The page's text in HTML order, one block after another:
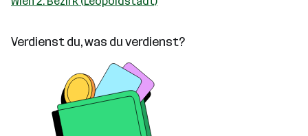
Verdienst du, was du verdienst?